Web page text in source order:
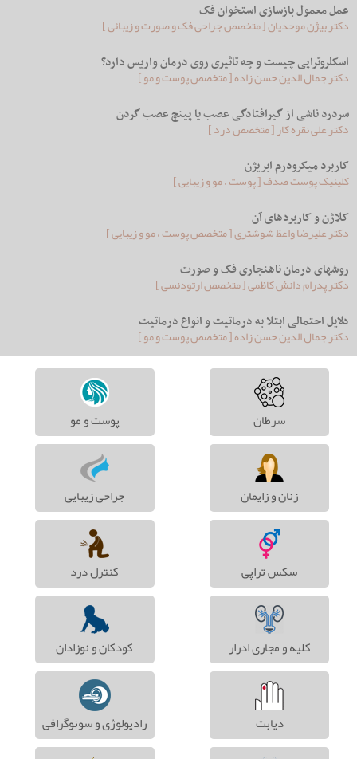
عمل معمول بازسازی استخوان فک
دکتر بیژن موحدیان [ متخصص جراحی فک و صورت و زیبائی ]
اسکلروتراپی چیست و چه تاثیری روی درمان واریس دارد؟
دکتر جمال الدین حسن زاده [ متخصص پوست و مو ]
سردرد ناشی از گیرافتادگی عصب یا پینچ عصب گردن
دکتر علی نقره کار [ متخصص درد ]
کاربرد میکرودرم ابریژن
کلینیک پوست صدف [ پوست ، مو و زیبایی ]
کلاژن و کاربردهای آن
دکتر علیرضا واعظ شوشتری [ متخصص پوست ، مو و زیبایی ]
روشهای درمان ناهنجاری فک و صورت
دکتر پدرام دانش کاظمی [ متخصص ارتودنسی ]
دلایل احتمالی ابتلا به درماتیت و انواع درماتیت
دکتر جمال الدین حسن زاده [ متخصص پوست و مو ]
سرطان پوست و مو
زنان و زایمان جراحی زیبایی
سکس تراپی کنترل درد
کلیه و مجاری ادرار کودکان و نوزادان
دیابت رادیولوژی و سونوگرافی